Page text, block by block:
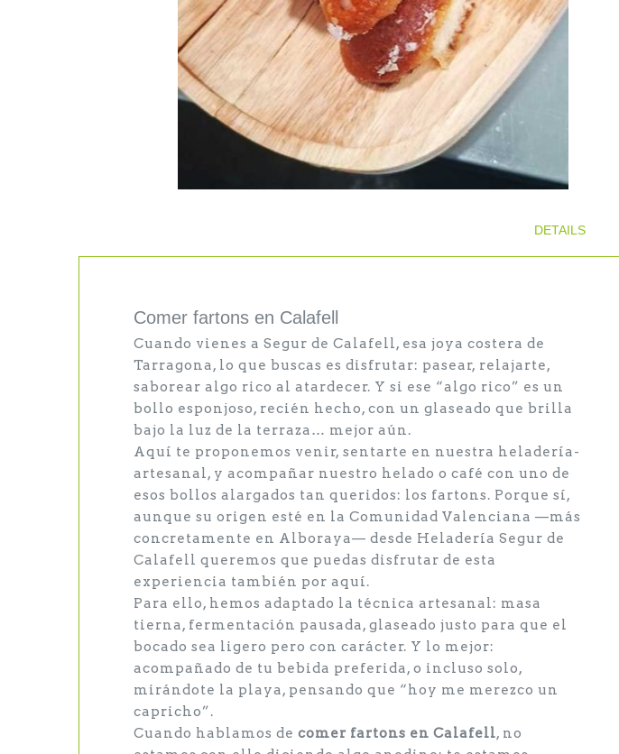
imágenes
DETAILS
Comer fartons en Calafell
Cuando vienes a Segur de Calafell, esa joya costera de
Tarragona, lo que buscas es disfrutar: pasear, relajarte,
saborear algo rico al atardecer. Y si ese “algo rico” es un
bollo esponjoso, recién hecho, con un glaseado que brilla
bajo la luz de la terraza… mejor aún.
Aquí te proponemos venir, sentarte en nuestra heladería-
artesanal, y acompañar nuestro helado o café con uno de
esos bollos alargados tan queridos: los fartons. Porque sí,
aunque su origen esté en la Comunidad Valenciana —más
concretamente en Alboraya— desde Heladería Segur de
Calafell queremos que puedas disfrutar de esta
experiencia también por aquí.
Para ello, hemos adaptado la técnica artesanal: masa
tierna, fermentación pausada, glaseado justo para que el
bocado sea ligero pero con carácter. Y lo mejor:
acompañado de tu bebida preferida, o incluso solo,
mirándote la playa, pensando que “hoy me merezco un
capricho”.
Cuando hablamos de comer fartons en Calafell, no